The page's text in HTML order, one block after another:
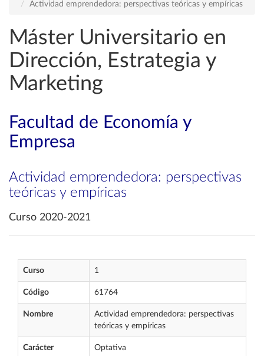
Actividad emprendedora: perspectivas teóricas y empíricas
Máster Universitario en
Dirección, Estrategia y
Marketing
Facultad de Economía y
Empresa
Actividad emprendedora: perspectivas
teóricas y empíricas
Curso 2020-2021
Curso 1
Código 61764
Nombre
Actividad emprendedora: perspectivas
teóricas y empíricas
Carácter Optativa